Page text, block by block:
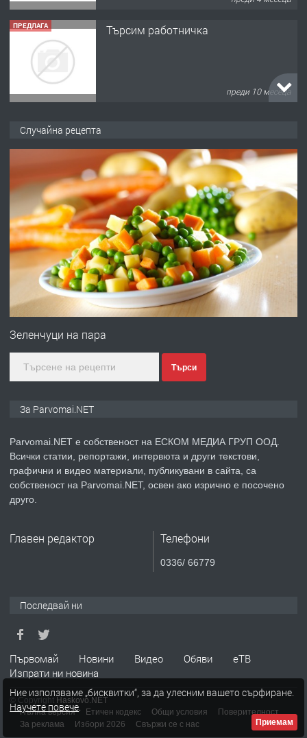
ПРЕДЛАГА Търсим работничка
преди 10 месеца
преди 1 година
ПРЕДЛАГА Работа за общи работници
преди 1 година
ПРЕДЛАГА
Първи поход "По стъпките на Ангел
преди 1 година
ПРЕДЛАГА Уроци по Математика
ТЪРСИ Търсим работник
Случайна рецепта
Зеленчуци на пара
Търси
За Parvomai.NET
Parvomai.NET е собственост на ЕСКОМ МЕДИА ГРУП ООД.
Всички статии, репортажи, интервюта и други текстови,
графични и видео материали, публикувани в сайта, са
собственост на Parvomai.NET, освен ако изрично е посочено
друго.
Главен редактор Телефони
0336/ 66779
Последвай ни
Първомай Новини Видео Обяви
еТВ
Изпрати ни новина
© Copyright Haskovo.NET
Пълна версия
Етичен кодекс Общи условия
Поверителност
За реклама
Избори 2026 Свържи се с нас
Ние използваме „бисквитки“, за да улесним вашето сърфиране.
Научете повече.
Приемам